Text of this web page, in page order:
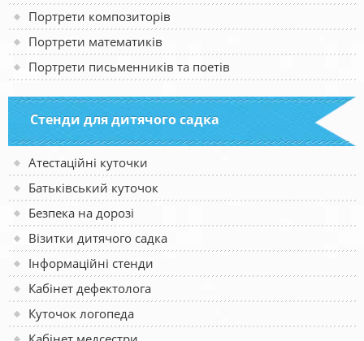
Портрети композиторів
Портрети математиків
Портрети письменників та поетів
Стенди для дитячого садка
Атестаційні куточки
Батьківський куточок
Безпека на дорозі
Візитки дитячого садка
Інформаційні стенди
Кабінет дефектолога
Куточок логопеда